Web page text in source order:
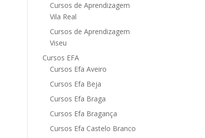
Cursos de Aprendizagem
Vila Real
Cursos de Aprendizagem
Viseu
Cursos EFA
Cursos Efa Aveiro
Cursos Efa Beja
Cursos Efa Braga
Cursos Efa Bragança
Cursos Efa Castelo Branco